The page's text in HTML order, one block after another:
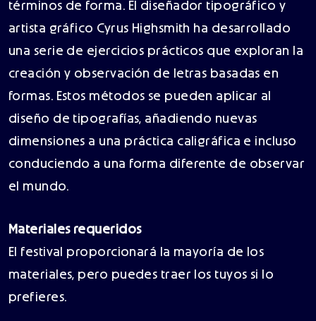
términos de forma. El diseñador tipográfico y
artista gráfico Cyrus Highsmith ha desarrollado
una serie de ejercicios prácticos que exploran la
creación y observación de letras basadas en
formas. Estos métodos se pueden aplicar al
diseño de tipografías, añadiendo nuevas
dimensiones a una práctica caligráfica e incluso
conduciendo a una forma diferente de observar
el mundo.
Materiales requeridos
El festival proporcionará la mayoría de los
materiales, pero puedes traer los tuyos si lo
prefieres.